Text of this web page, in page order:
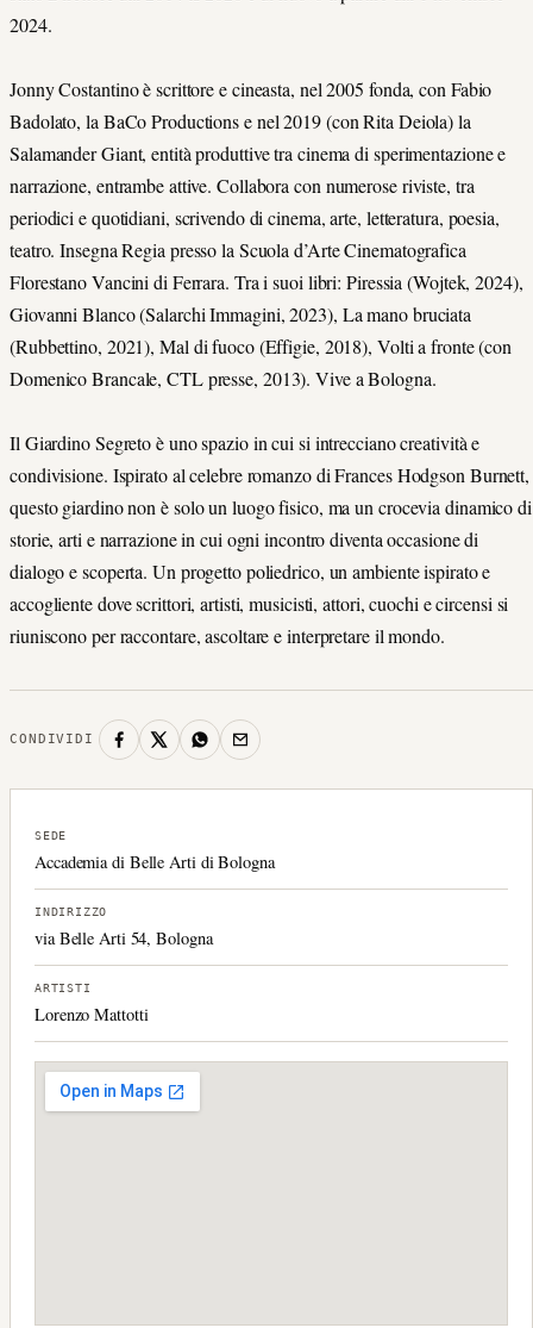
2024.
Jonny Costantino è scrittore e cineasta, nel 2005 fonda, con Fabio
Badolato, la BaCo Productions e nel 2019 (con Rita Deiola) la
Salamander Giant, entità produttive tra cinema di sperimentazione e
narrazione, entrambe attive. Collabora con numerose riviste, tra
periodici e quotidiani, scrivendo di cinema, arte, letteratura, poesia,
teatro. Insegna Regia presso la Scuola d’Arte Cinematografica
Florestano Vancini di Ferrara. Tra i suoi libri: Piressia (Wojtek, 2024),
Giovanni Blanco (Salarchi Immagini, 2023), La mano bruciata
(Rubbettino, 2021), Mal di fuoco (Effigie, 2018), Volti a fronte (con
Domenico Brancale, CTL presse, 2013). Vive a Bologna.
Il Giardino Segreto è uno spazio in cui si intrecciano creatività e
condivisione. Ispirato al celebre romanzo di Frances Hodgson Burnett,
questo giardino non è solo un luogo fisico, ma un crocevia dinamico di
storie, arti e narrazione in cui ogni incontro diventa occasione di
dialogo e scoperta. Un progetto poliedrico, un ambiente ispirato e
accogliente dove scrittori, artisti, musicisti, attori, cuochi e circensi si
riuniscono per raccontare, ascoltare e interpretare il mondo.
CONDIVIDI
SEDE
Accademia di Belle Arti di Bologna
INDIRIZZO
via Belle Arti 54, Bologna
ARTISTI
Lorenzo Mattotti